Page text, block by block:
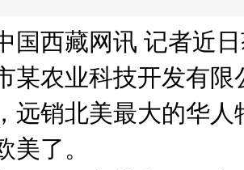
国西藏网讯 记者近
某农业科技开发有
远销北美最大的华
美了。